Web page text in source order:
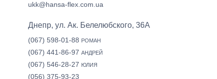
ukk@hansa-flex.com.ua
Днепр, ул. Ак. Белелюбского, 36А
(067) 598-01-88 РОМАН
(067) 441-86-97 АНДРЕЙ
(067) 546-28-27 ЮЛИЯ
(056) 375-93-23